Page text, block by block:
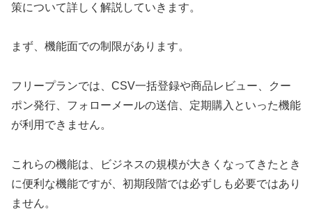
策について詳しく解説していきます。
まず、機能面での制限があります。
フリープランでは、CSV一括登録や商品レビュー、クー
ポン発行、フォローメールの送信、定期購入といった機能
が利用できません。
これらの機能は、ビジネスの規模が大きくなってきたとき
に便利な機能ですが、初期段階では必ずしも必要ではあり
ません。